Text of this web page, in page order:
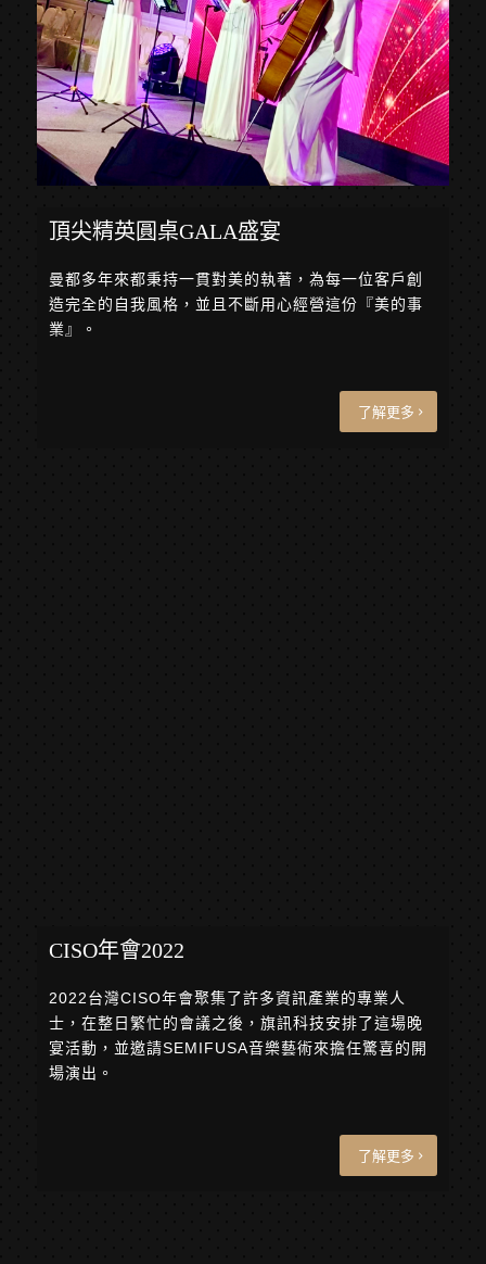
頂尖精英圓桌GALA盛宴
曼都多年來都秉持一貫對美的執著，為每一位客戶創
造完全的自我風格，並且不斷用心經營這份『美的事
業』。
了解更多
CISO年會2022
2022台灣CISO年會聚集了許多資訊產業的專業人
士，在整日繁忙的會議之後，旗訊科技安排了這場晚
宴活動，並邀請SEMIFUSA音樂藝術來擔任驚喜的開
場演出。
了解更多